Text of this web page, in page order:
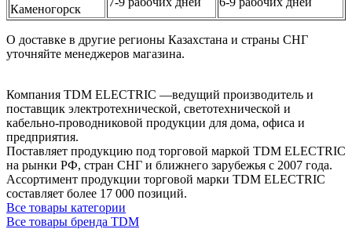
Каменогорск
О доставке в другие регионы Казахстана и страны СНГ
уточняйте менеджеров магазина.
Компания TDM ELECTRIC —ведущий производитель и
поставщик электротехнической, светотехнической и
кабельно-проводниковой продукции для дома, офиса и
предприятия.
Поставляет продукцию под торговой маркой TDM ELECTRIC
на рынки РФ, стран СНГ и ближнего зарубежья с 2007 года.
Ассортимент продукции торговой марки TDM ЕLECTRIC
составляет более 17 000 позиций.
Все товары категории
Все товары бренда TDM